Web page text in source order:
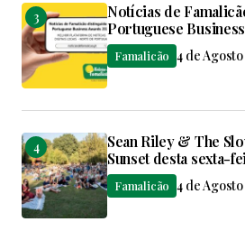
Notícias de
Portuguese
Famalicão 4 de Agosto
Sean Riley & The
Sunset desta sexta-
Famalicão 4 de Agosto